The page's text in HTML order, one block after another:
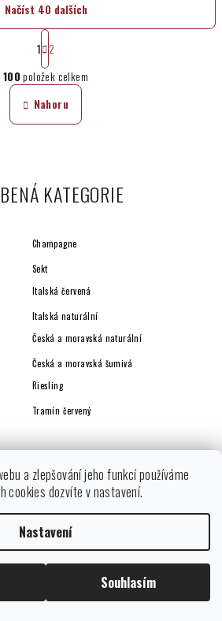
a zlepšování jeho funkcí používáme
cookies dozvíte v nastavení.
Nastavení
Souhlasím
O
v
l
á
í
p
v
k
y
v
ý
p
i
s
u
Načíst 40 dalších
S
t
r
á
n
k
o
í
1 2
100položek celkem
Nahoru
KATEGORIE
Champagne
Sekt
Italská červená
Italská naturální
Česká a moravská naturální
Česká a moravská šumivá
Riesling
Tramín červený
VINAŘSTVÍ
Bosco Dei Cirmioli
Jaroslav Osička
Martin Vajčner